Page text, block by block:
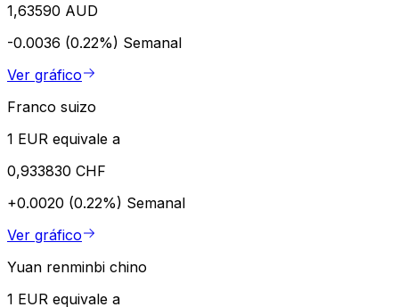
1,63590 AUD
-0.0036 (0.22%) Semanal
Ver gráfico
Franco suizo
1 EUR equivale a
0,933830 CHF
+0.0020 (0.22%) Semanal
Ver gráfico
Yuan renminbi chino
1 EUR equivale a